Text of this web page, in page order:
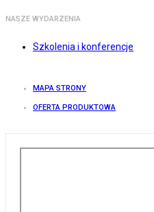
NASZE WYDARZENIA
Szkolenia i konferencje
MAPA STRONY
OFERTA PRODUKTOWA